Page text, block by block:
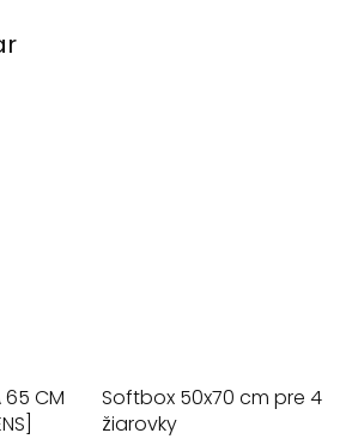
65 CM
Softbox 50x70 cm pre 4
žiarovky